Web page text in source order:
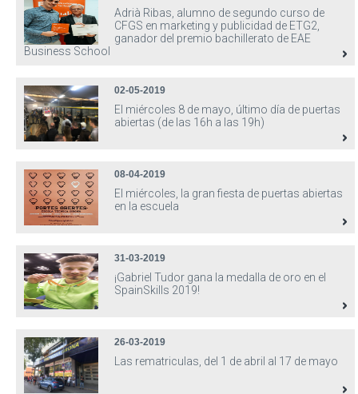
Adrià Ribas, alumno de segundo curso de
CFGS en marketing y publicidad de ETG2,
ganador del premio bachillerato de EAE
Business School
02-05-2019
El miércoles 8 de mayo, último día de puertas
abiertas (de las 16h a las 19h)
08-04-2019
El miércoles, la gran fiesta de puertas abiertas
en la escuela
31-03-2019
¡Gabriel Tudor gana la medalla de oro en el
SpainSkills 2019!
26-03-2019
Las rematriculas, del 1 de abril al 17 de mayo